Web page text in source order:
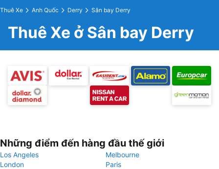
Thuê Xe Anh Quốc Derry Sân bay Derry
Thuê Xe ở Sân bay Derry
Những điểm đến hàng đầu thế giới
Los Angeles
Melbourne
London
Paris